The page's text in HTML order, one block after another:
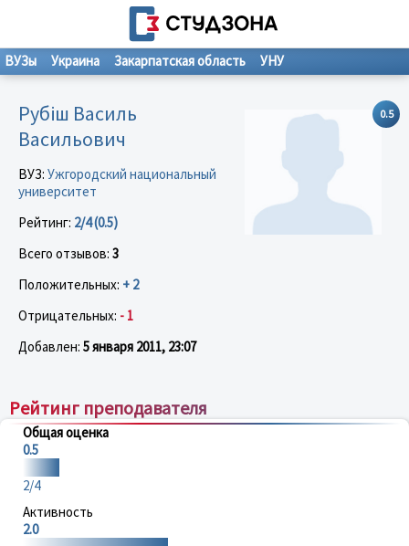
ВУЗы Украина Закарпатская область УНУ
0.5
Рубіш Василь
Васильович
ВУЗ: Ужгородский национальный
университет
Рейтинг: 2/4 (0.5)
Всего отзывов: 3
Положительных: + 2
Отрицательных: - 1
Добавлен: 5 января 2011, 23:07
Рейтинг преподавателя
Общая оценка
0.5
2/4
Активность
2.0